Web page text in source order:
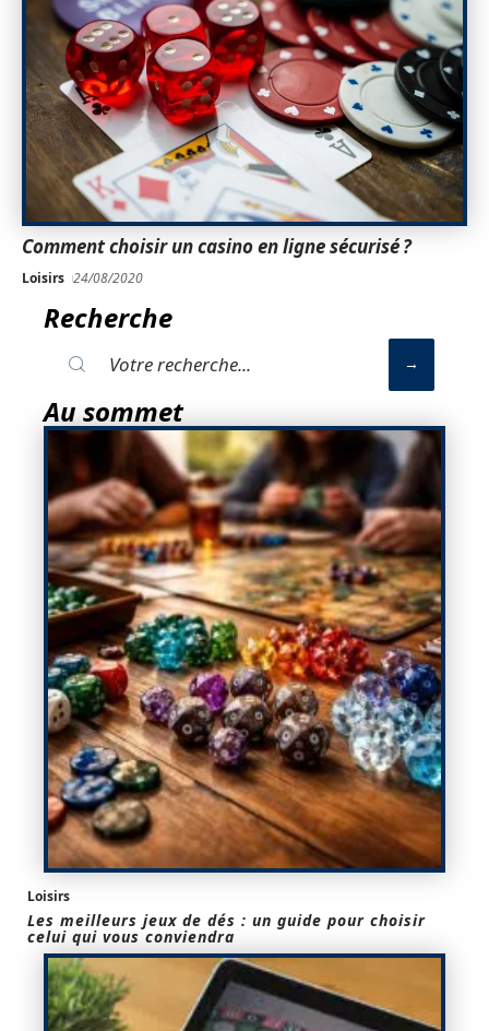
Comment choisir un casino en ligne sécurisé ?
Loisirs 24/08/2020
Recherche
Au sommet
Loisirs
Les meilleurs jeux de dés : un guide pour choisir
celui qui vous conviendra